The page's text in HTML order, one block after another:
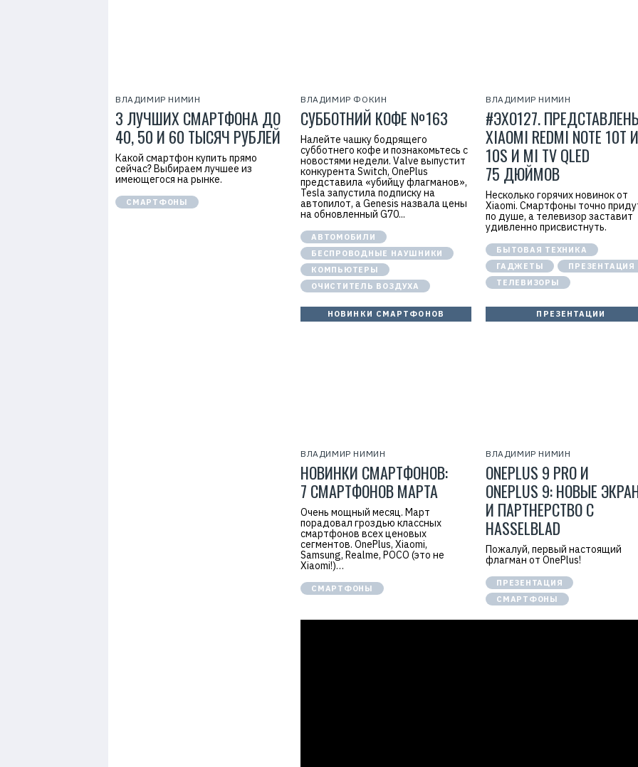
ВЛАДИМИР НИМИН
3 ЛУЧШИХ СМАРТФОНА ДО
40, 50 И 60 ТЫСЯЧ РУБЛЕЙ
Какой смартфон купить прямо
сейчас? Выбираем лучшее из
имеющегося на рынке.
СМАРТФОНЫ
ВЛАДИМИР ФОКИН
СУББОТНИЙ КОФЕ №163
Налейте чашку бодрящего
субботнего кофе и познакомьтесь с
новостями недели. Valve выпустит
конкурента Switch, OnePlus
представила «убийцу флагманов»,
Tesla запустила подписку на
автопилот, а Genesis назвала цены
на обновленный G70...
АВТОМОБИЛИ
БЕСПРОВОДНЫЕ НАУШНИКИ
КОМПЬЮТЕРЫ
ОЧИСТИТЕЛЬ ВОЗДУХА
ВЛАДИМИР НИМИН
#ЭХО127.
XIAOMI REDMI NOTE 10T И
10S И MI TV QLED
75 ДЮЙМОВ
Несколько горячих новинок от
Xiaomi. Смартфоны точно
по душе, а телевизор заставит
удивленно присвистнуть.
БЫТОВАЯ ТЕХНИКА
ГАДЖЕТЫ
ПРЕЗЕНТАЦИЯ
ТЕЛЕВИЗОРЫ
НОВИНКИ СМАРТФОНОВ
ВЛАДИМИР НИМИН
НОВИНКИ СМАРТФОНОВ:
7 СМАРТФОНОВ МАРТА
Очень мощный месяц. Март
порадовал гроздью классных
смартфонов всех ценовых
сегментов. OnePlus, Xiaomi,
Samsung, Realme, POCO (это не
Xiaomi!)…
СМАРТФОНЫ
ПРЕЗЕНТАЦИИ
ВЛАДИМИР НИМИН
ONEPLUS 9 PRO И
ONEPLUS 9: НОВЫЕ
И ПАРТНЕРСТВО С
HASSELBLAD
Пожалуй, первый настоящий
флагман от OnePlus!
ПРЕЗЕНТАЦИЯ
СМАРТФОНЫ